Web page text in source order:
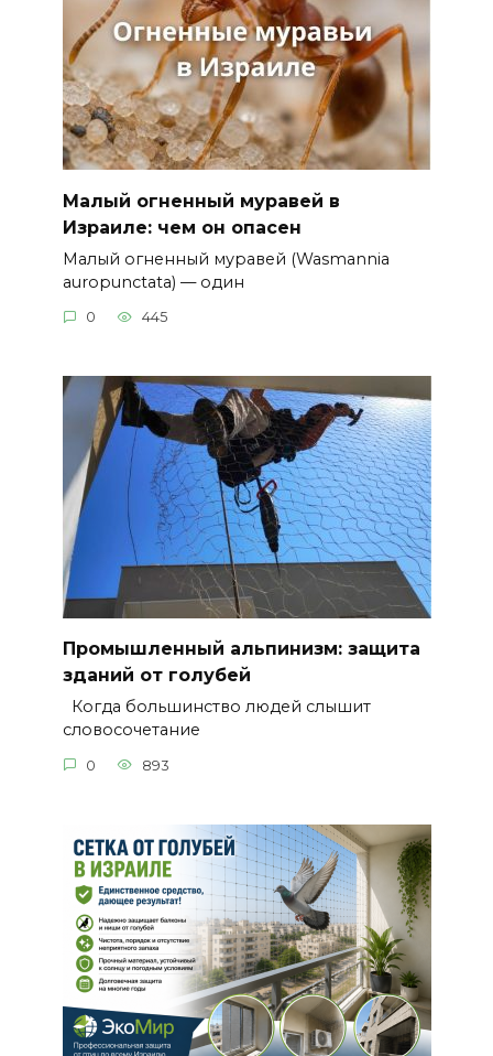
Малый огненный муравей в
Израиле: чем он опасен
Малый огненный муравей (Wasmannia
auropunctata) — один
0 445
Промышленный альпинизм: защита
зданий от голубей
Когда большинство людей слышит
словосочетание
0 893